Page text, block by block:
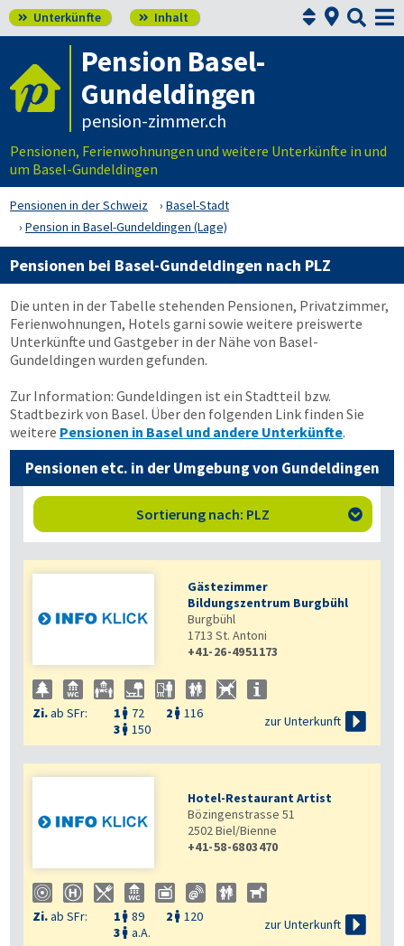
 Unterkünfte  Inhalt  

Pension Basel-
Gundeldingen
pension-zimmer.ch
Pensionen, Ferienwohnungen und weitere Unterkünfte in und
um Basel-Gundeldingen
Pensionen in der Schweiz
Basel-Stadt
Pension in Basel-Gundeldingen (Lage)
Pensionen bei Basel-Gundeldingen nach PLZ
Die unten in der Tabelle stehenden Pensionen, Privatzimmer,
Ferienwohnungen, Hotels garni sowie weitere preiswerte
Unterkünfte und Gastgeber in der Nähe von Basel-
Gundeldingen wurden gefunden.
Zur Information: Gundeldingen ist ein Stadtteil bzw.
Stadtbezirk von Basel. Über den folgenden Link finden Sie
weitere Pensionen in Basel und andere Unterkünfte.
Pensionen etc. in der Umgebung von Gundeldingen
Sortierung nach: PLZ 
Gästezimmer
Bildungszentrum Burgbühl
Burgbühl
1713 St. Antoni
+41-26-4951173
Zi.ab SFr: 1  72 2  116
3  150
zur Unterkunft 
Hotel-Restaurant Artist
Bözingenstrasse 51
2502Biel/Bienne
+41-58-6803470
Zi.ab SFr: 1  89 2  120
3  a.A.
zur Unterkunft 